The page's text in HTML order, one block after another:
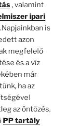
, valamint
ipari
is
azon
megfelelő
és a víz
már
ha az
az öntözés,
PP tartály